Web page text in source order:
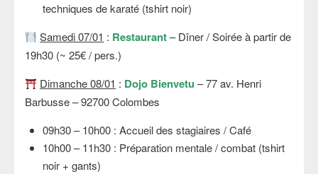
techniques de karaté (tshirt noir)
Samedi 07/01 : Restaurant– Dîner / Soirée à partir de
19h30 (~ 25€ / pers.)
Dimanche 08/01 : Dojo Bienvetu – 77 av. Henri
Barbusse – 92700 Colombes
09h30 – 10h00 : Accueil des stagiaires / Café
10h00 – 11h30 : Préparation mentale / combat (tshirt
noir + gants)